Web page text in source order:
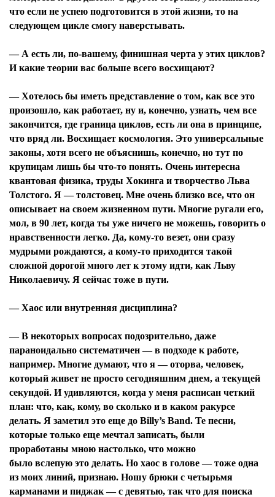
что если не успею подготовится в этой жизни, то на
следующем цикле смогу наверстывать.
— А есть ли, по-вашему, финишная черта у этих циклов?
И какие теории вас больше всего восхищают?
— Хотелось бы иметь представление о том, как все это
произошло, как работает, ну и, конечно, узнать, чем все
закончится, где граница циклов, есть ли она в принципе,
что вряд ли. Восхищает космология. Это универсальные
законы, хотя всего не объяснишь, конечно, но тут по
крупицам лишь бы что-то понять. Очень интересна
квантовая физика, труды Хокинга и творчество Льва
Толстого. Я — толстовец. Мне очень близко все, что он
описывает на своем жизненном пути. Многие ругали его,
мол, в 90 лет, когда ты уже ничего не можешь, говорить о
нравственности легко. Да, кому-то везет, они сразу
мудрыми рождаются, а кому-то приходится такой
сложной дорогой много лет к этому идти, как Льву
Николаевичу. Я сейчас тоже в пути.
— Хаос или внутренняя дисциплина?
— В некоторых вопросах подозрительно, даже
параноидально систематичен — в подходе к работе,
например. Многие думают, что я — оторва, человек,
который живет не просто сегодняшним днем, а текущей
секундой. И удивляются, когда у меня расписан четкий
план: что, как, кому, во сколько и в каком ракурсе
делать. Я заметил это еще до Billy’s Band. Те песни,
которые только еще мечтал записать, были
проработаны мною настолько, что можно
было вслепую это делать. Но хаос в голове — тоже одна
из моих линий, признаю. Ношу брюки с четырьмя
карманами и пиджак — с девятью, так что для поиска
Я согласен сполитикой конфиденциальности и
защиты информации*
Я согласен сполитикой конфиденциальности и
защиты информации*